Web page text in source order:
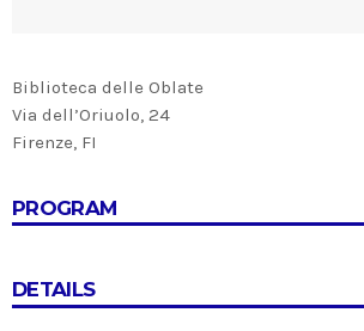
Biblioteca delle Oblate
Via dell’Oriuolo, 24
Firenze, FI
PROGRAM
DETAILS